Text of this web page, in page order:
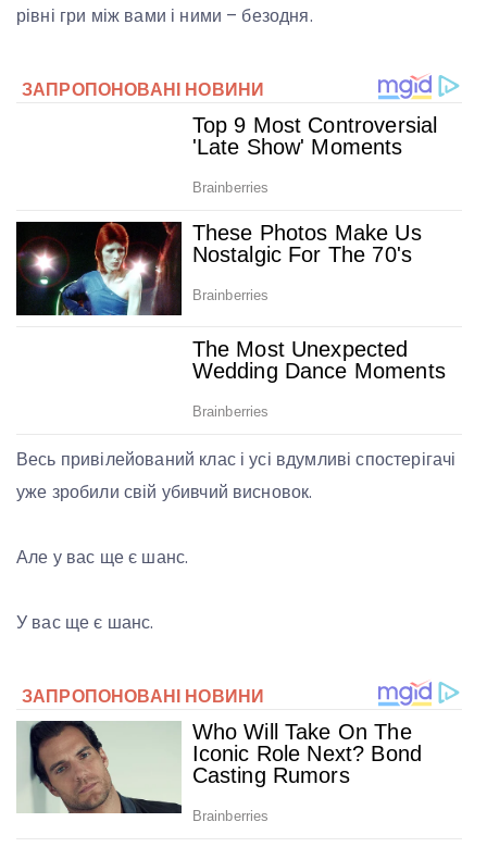
рівні гри між вами і ними – безодня.
Весь привілейований клас і усі вдумливі спостерігачі
уже зробили свій убивчий висновок.
Але у вас ще є шанс.
У вас ще є шанс.